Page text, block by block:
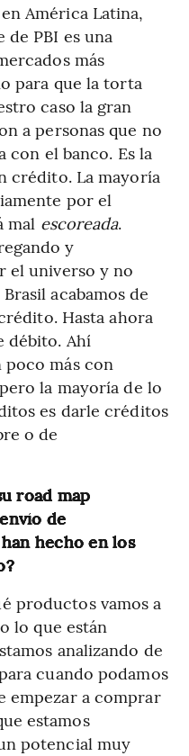
América Latina,
PBI es una
más
para que la torta
caso la gran
a personas que no
el banco. Es la
crédito. La mayoría
por el
mal escoreada.
y
el universo y no
acabamos de
Hasta ahora
débito. Ahí
más con
la mayoría de lo
es darle créditos
o de
road map
de
hecho en los
productos vamos a
lo que están
analizando de
cuando podamos
empezar a comprar
estamos
potencial muy